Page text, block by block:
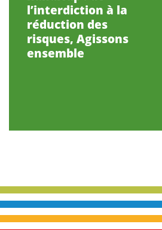
l’interdiction à la
réduction des
risques, Agissons
ensemble